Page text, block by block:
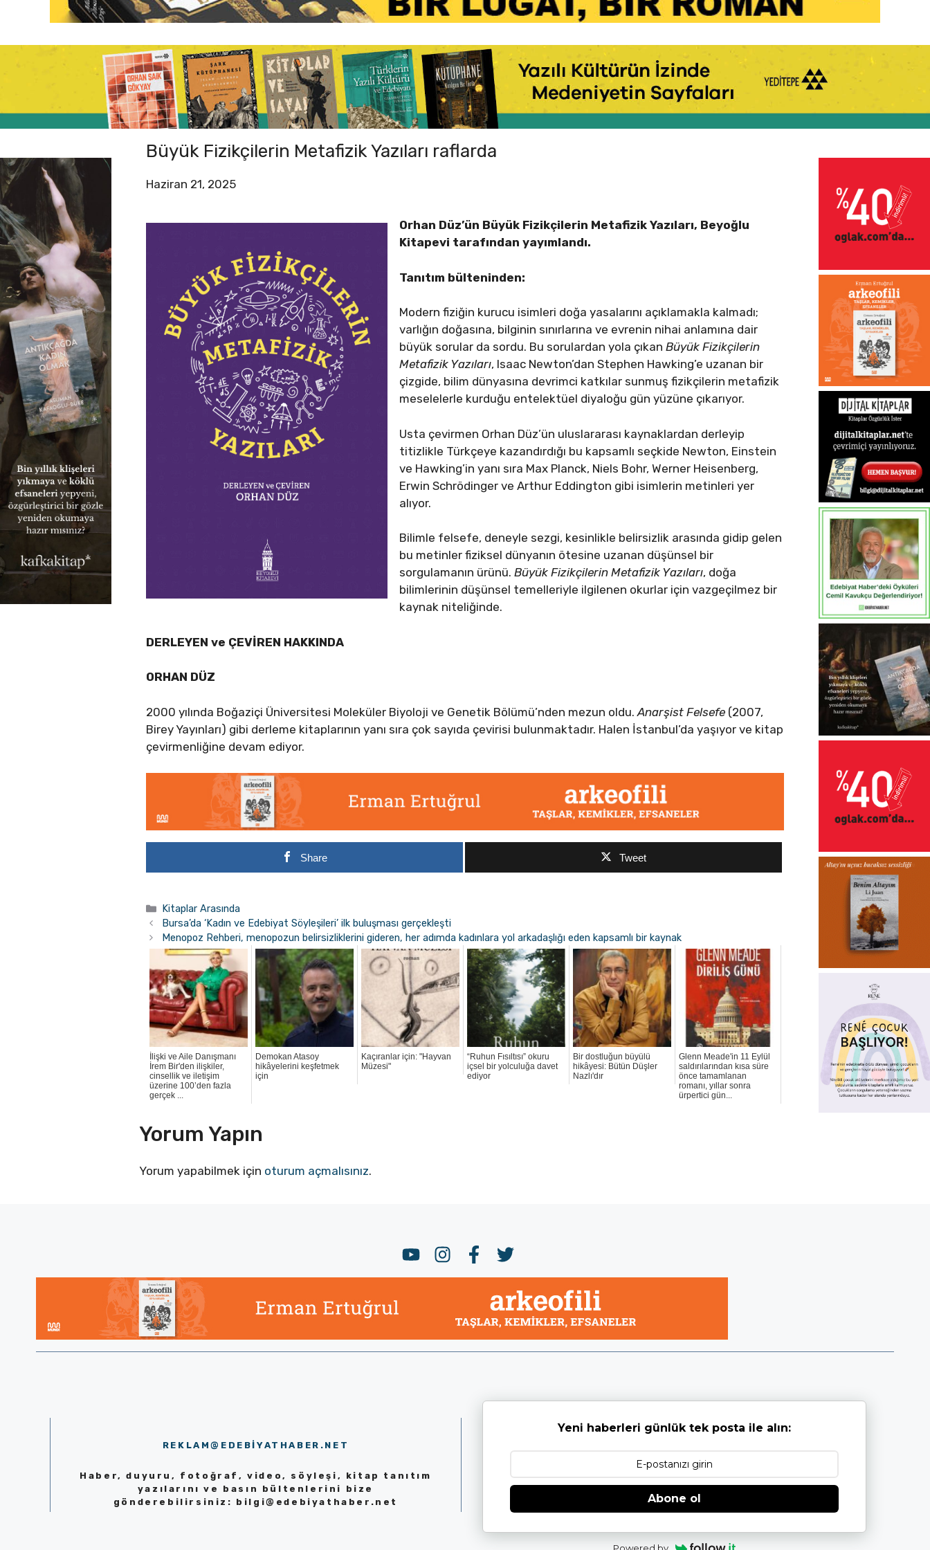
Büyük Fizikçilerin Metafizik Yazıları raflarda
Haziran 21, 2025
Orhan Düz’ün Büyük Fizikçilerin Metafizik Yazıları, Beyoğlu
Kitapevi tarafından yayımlandı.
Tanıtım bülteninden:
Modern fiziğin kurucu isimleri doğa yasalarını açıklamakla kalmadı;
varlığın doğasına, bilginin sınırlarına ve evrenin nihai anlamına dair
büyük sorular da sordu. Bu sorulardan yola çıkanBüyük Fizikçilerin
Metafizik Yazıları, Isaac Newton’dan Stephen Hawking’e uzanan bir
çizgide, bilim dünyasına devrimci katkılar sunmuş fizikçilerin metafizik
meselelerle kurduğu entelektüel diyaloğu gün yüzüne çıkarıyor.
Usta çevirmen Orhan Düz’ün uluslararası kaynaklardan derleyip
titizlikle Türkçeye kazandırdığı bu kapsamlı seçkide Newton, Einstein
ve Hawking’in yanı sıra Max Planck, Niels Bohr, Werner Heisenberg,
Erwin Schrödinger ve Arthur Eddington gibi isimlerin metinleri yer
alıyor.
Bilimle felsefe, deneyle sezgi, kesinlikle belirsizlik arasında gidip gelen
bu metinler fiziksel dünyanın ötesine uzanan düşünsel bir
sorgulamanın ürünü.Büyük Fizikçilerin Metafizik Yazıları, doğa
bilimlerinin düşünsel temelleriyle ilgilenen okurlar için vazgeçilmez bir
kaynak niteliğinde.
DERLEYEN ve ÇEVİREN HAKKINDA
ORHAN DÜZ
2000 yılında Boğaziçi Üniversitesi Moleküler Biyoloji ve Genetik Bölümü’nden mezun oldu.Anarşist Felsefe (2007,
Birey Yayınları) gibi derleme kitaplarının yanı sıra çok sayıda çevirisi bulunmaktadır. Halen İstanbul’da yaşıyor ve kitap
çevirmenliğine devam ediyor.
Share Tweet
Kategoriler
Kitaplar Arasında
Bursa’da ‘Kadın ve Edebiyat Söyleşileri’ ilk buluşması gerçekleşti
Menopoz Rehberi, menopozun belirsizliklerini gideren, her adımda kadınlara yol arkadaşlığı eden kapsamlı bir kaynak
İlişki ve Aile Danışmanı
İrem Bir'den ilişkiler,
cinsellik ve iletişim
üzerine 100’den fazla
gerçek ...
Demokan Atasoy
hikâyelerini keşfetmek
için
Kaçıranlar için: "Hayvan
Müzesi"
“Ruhun Fısıltısı” okuru
içsel bir yolculuğa davet
ediyor
Bir dostluğun büyülü
hikâyesi: Bütün Düşler
Nazlı'dır
Glenn Meade'in 11 Eylül
saldırılarından kısa süre
önce tamamlanan
romanı, yıllar sonra
ürpertici gün...
Yorum Yapın
Yorum yapabilmek için oturum açmalısınız.
REKLAM@EDEBIYATHABER.NET
Haber, duyuru, fotoğraf, video, söyleşi, kitap tanıtım
yazılarını ve basın bültenlerini bize
gönderebilirsiniz: bilgi@edebiyathaber.net
Yeni haberleri günlük tek posta ile alın:
Abone ol